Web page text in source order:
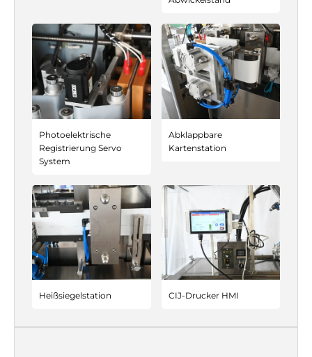
Photoelektrische
Registrierung Servo
System
Abklappbare
Kartenstation
Heißsiegelstation CIJ-Drucker HMI